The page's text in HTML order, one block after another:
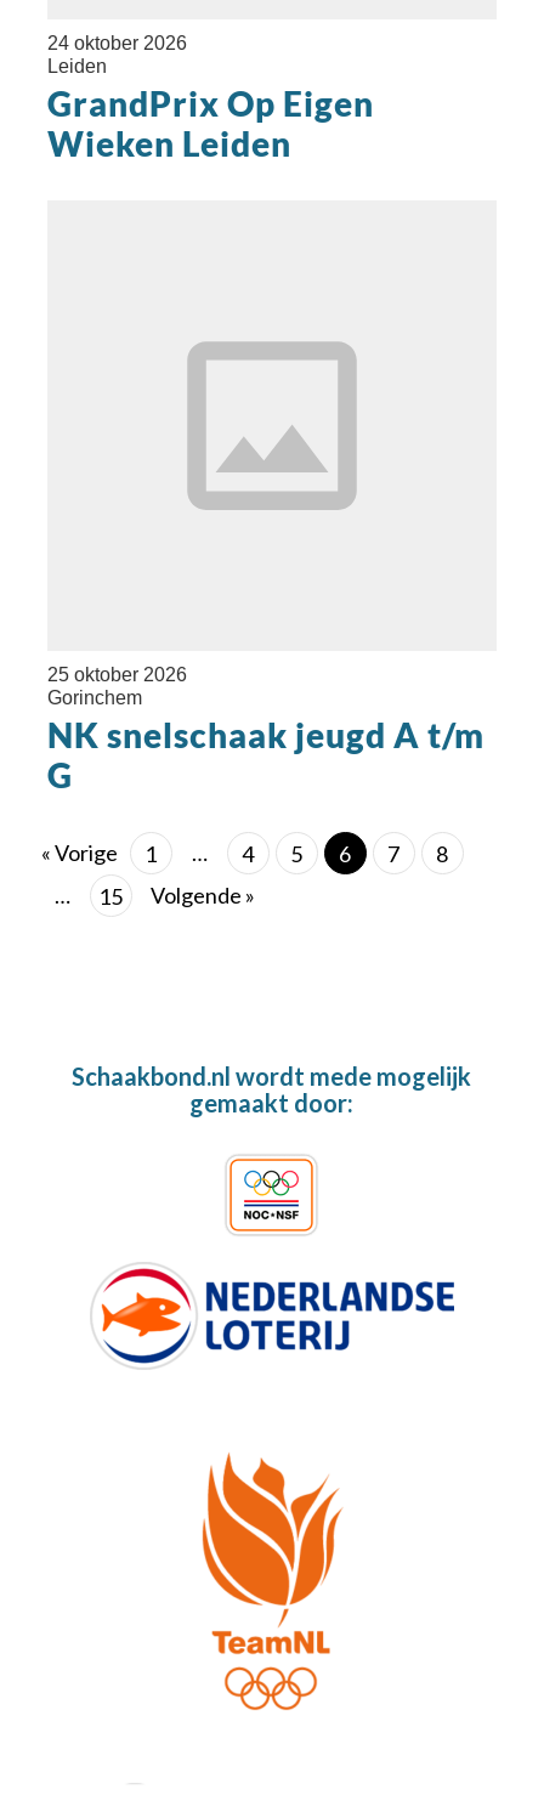
24 oktober 2026
Leiden
GrandPrix Op Eigen
Wieken Leiden
25 oktober 2026
Gorinchem
NK snelschaak jeugd A t/m
G
« Vorige 1 … 4 5 6 7
8
…
15 Volgende »
Schaakbond.nl wordt mede mogelijk
gemaakt door: